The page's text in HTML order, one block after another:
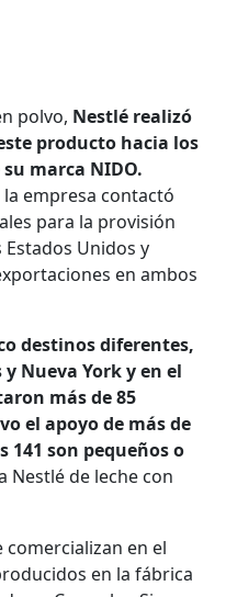
polvo, Nestlé realizó
producto hacia los
marca NIDO.
empresa contactó
para la provisión
Unidos y
en ambos
destinos diferentes,
Nueva York y en el
más de 85
el apoyo de más de
141 son pequeños o
Nestlé de leche con
en el
en la fábrica